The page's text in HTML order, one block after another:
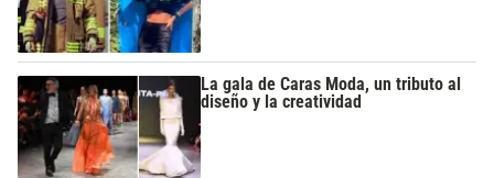
La gala de Caras Moda, un tributo al
diseño y la creatividad